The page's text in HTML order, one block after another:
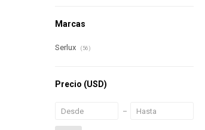
Marcas
Serlux (56)
Precio (USD)